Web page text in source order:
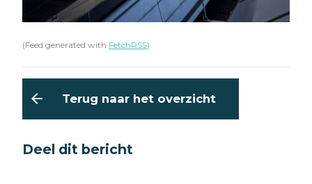
(Feed generated with FetchRSS)
arrow_back Terug naar het overzicht
Deel dit bericht